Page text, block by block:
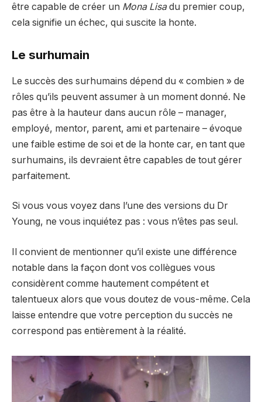
être capable de créer un Mona Lisadu premier coup,
cela signifie un échec, qui suscite la honte.
Le surhumain
Le succès des surhumains dépend du « combien » de
rôles qu’ils peuvent assumer à un moment donné. Ne
pas être à la hauteur dans aucun rôle – manager,
employé, mentor, parent, ami et partenaire – évoque
une faible estime de soi et de la honte car, en tant que
surhumains, ils devraient être capables de tout gérer
parfaitement.
Si vous vous voyez dans l’une des versions du Dr
Young, ne vous inquiétez pas : vous n’êtes pas seul.
Il convient de mentionner qu’il existe une différence
notable dans la façon dont vos collègues vous
considèrent comme hautement compétent et
talentueux alors que vous doutez de vous-même. Cela
laisse entendre que votre perception du succès ne
correspond pas entièrement à la réalité.